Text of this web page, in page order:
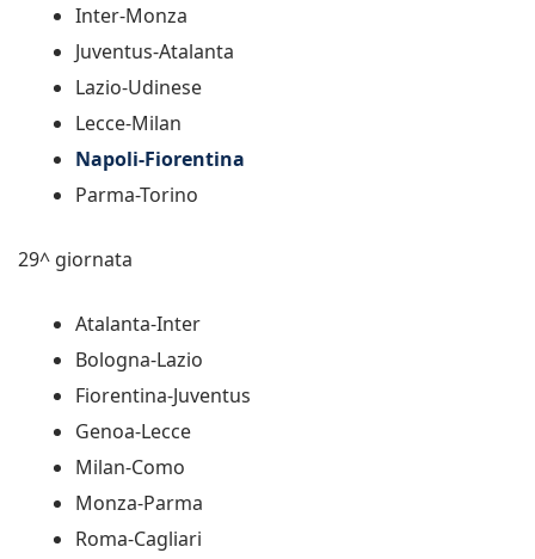
Inter-Monza
Juventus-Atalanta
Lazio-Udinese
Lecce-Milan
Napoli-Fiorentina
Parma-Torino
29^ giornata
Atalanta-Inter
Bologna-Lazio
Fiorentina-Juventus
Genoa-Lecce
Milan-Como
Monza-Parma
Roma-Cagliari